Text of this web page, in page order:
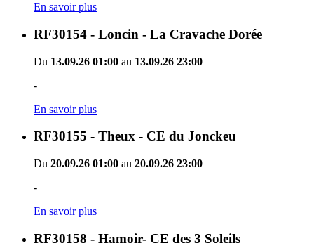
En savoir plus
RF30154 - Loncin - La Cravache Dorée
Du 13.09.26 01:00 au 13.09.26 23:00
-
En savoir plus
RF30155 - Theux - CE du Jonckeu
Du 20.09.26 01:00 au 20.09.26 23:00
-
En savoir plus
RF30158 - Hamoir- CE des 3 Soleils